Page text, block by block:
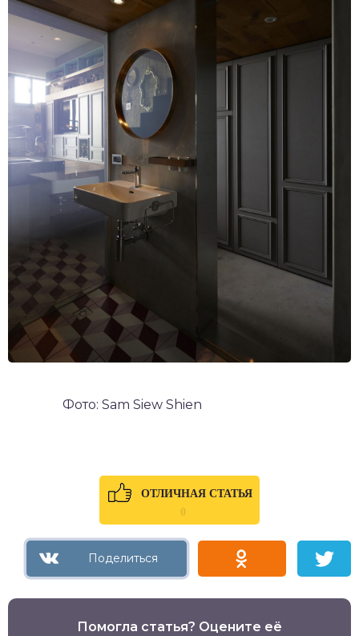
Фото: Sam Siew Shien
ОТЛИЧНАЯ СТАТЬЯ
0
Помогла статья? Оцените её